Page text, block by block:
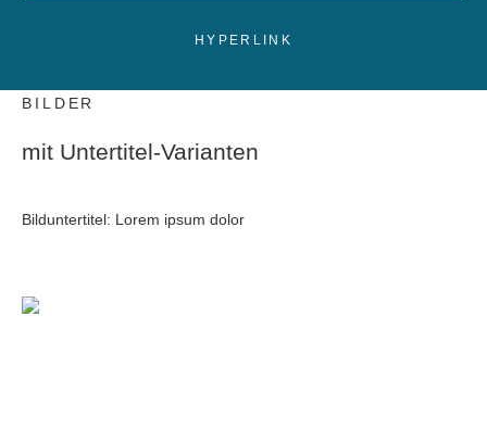
HYPERLINK
BILDER
mit Untertitel-Varianten
Bilduntertitel: Lorem ipsum dolor